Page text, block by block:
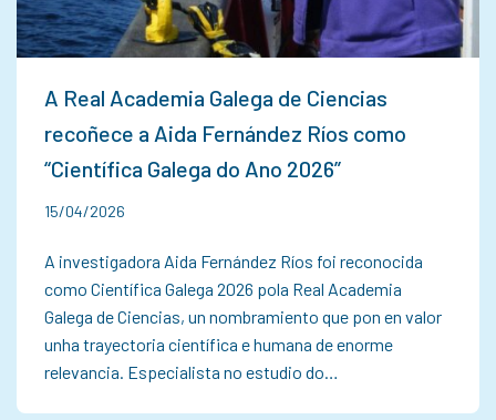
A Real Academia Galega de Ciencias
recoñece a Aida Fernández Ríos como
“Científica Galega do Ano 2026”
15/04/2026
A investigadora Aida Fernández Ríos foi reconocida
como Científica Galega 2026 pola Real Academia
Galega de Ciencias, un nombramiento que pon en valor
unha trayectoria científica e humana de enorme
relevancia. Especialista no estudio do…